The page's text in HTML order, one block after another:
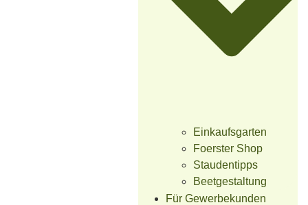
Einkaufsgarten
Foerster Shop
Staudentipps
Beetgestaltung
Für Gewerbekunden